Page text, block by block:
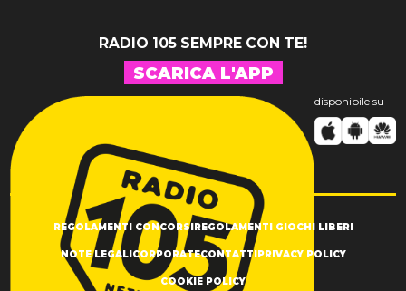
RADIO 105 SEMPRE CON TE!
SCARICA L'APP
disponibile su
REGOLAMENTI CONCORSI REGOLAMENTI GIOCHI LIBERI
NOTE LEGALI CORPORATECONTATTI PRIVACY POLICY
COOKIE POLICY